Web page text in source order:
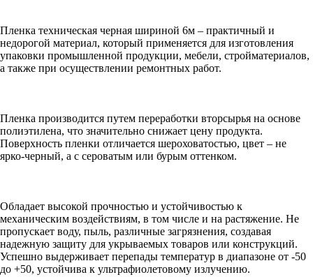
Пленка техническая черная шириной 6м – практичный и
недорогой материал, который применяется для изготовления
упаковки промышленной продукции, мебели, стройматериалов,
а также при осуществлении ремонтных работ.
Пленка производится путем переработки вторсырья на основе
полиэтилена, что значительно снижает цену продукта.
Поверхность пленки отличается шероховатостью, цвет – не
ярко-черный, а с сероватым или бурым оттенком.
Обладает высокой прочностью и устойчивостью к
механическим воздействиям, в том числе и на растяжение. Не
пропускает воду, пыль, различные загрязнения, создавая
надежную защиту для укрываемых товаров или конструкций.
Успешно выдерживает перепады температур в диапазоне от -50
до +50, устойчива к ультрафиолетовому излучению.